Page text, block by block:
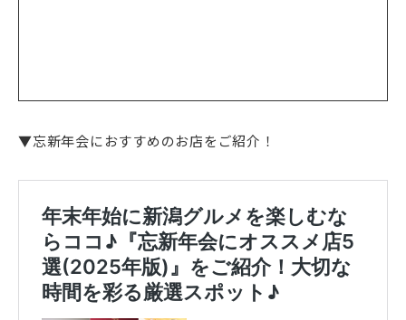
▼忘新年会におすすめのお店をご紹介！